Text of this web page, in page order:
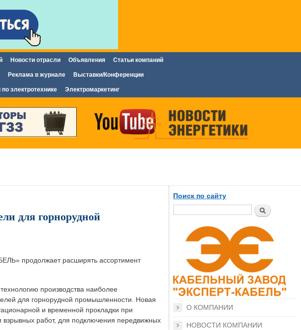
Новости отрасли Объявления Статьи компаний
Реклама в журнале Выставки/Конференции
по электротехнике Электромаркетинг
для горнорудной
продолжает расширять ассортимент
производства наиболее
для горнорудной промышленности. Новая
и временной прокладки при
работ, для подключения передвижных
Поиск по сайту
Поиск
О КОМПАНИИ
НОВОСТИ КОМПАНИИ